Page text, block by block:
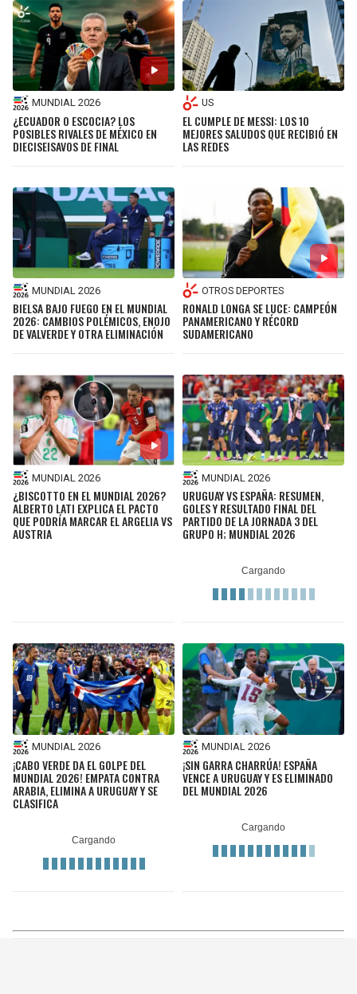
MUNDIAL 2026
¿ECUADOR O ESCOCIA? LOS
POSIBLES RIVALES DE MÉXICO EN
DIECISEISAVOS DE FINAL
US
EL CUMPLE DE MESSI: LOS 10
MEJORES SALUDOS QUE RECIBIÓ EN
LAS REDES
MUNDIAL 2026
BIELSA BAJO FUEGO EN EL MUNDIAL
2026: CAMBIOS POLÉMICOS, ENOJO
DE VALVERDE Y OTRA ELIMINACIÓN
OTROS DEPORTES
RONALD LONGA SE LUCE: CAMPEÓN
PANAMERICANO Y RÉCORD
SUDAMERICANO
MUNDIAL 2026
¿BISCOTTO EN EL MUNDIAL 2026?
ALBERTO LATI EXPLICA EL PACTO
QUE PODRÍA MARCAR EL ARGELIA VS
AUSTRIA
MUNDIAL 2026
URUGUAY VS ESPAÑA: RESUMEN,
GOLES Y RESULTADO FINAL DEL
PARTIDO DE LA JORNADA 3 DEL
GRUPO H; MUNDIAL 2026
MUNDIAL 2026
¡CABO VERDE DA EL GOLPE DEL
MUNDIAL 2026! EMPATA CONTRA
ARABIA, ELIMINA A URUGUAY Y SE
CLASIFICA
MUNDIAL 2026
¡SIN GARRA CHARRÚA! ESPAÑA
VENCE A URUGUAY Y ES ELIMINADO
DEL MUNDIAL 2026